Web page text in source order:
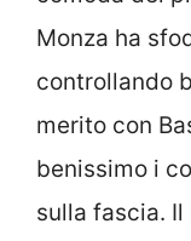
Monza ha
controllando
merito con
benissimo i
sulla fascia.